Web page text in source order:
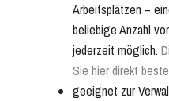
Arbeitsplätzen –
beliebige Anzahl
jederzeit möglich.
Sie hier direkt
geeignet zur